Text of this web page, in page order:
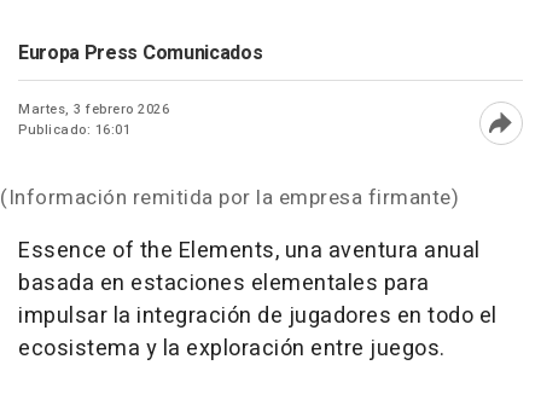
Europa Press Comunicados
Martes, 3 febrero 2026
Publicado: 16:01
(Información remitida por la empresa firmante)
Essence of the Elements, una aventura anual
basada en estaciones elementales para
impulsar la integración de jugadores en todo el
ecosistema y la exploración entre juegos.